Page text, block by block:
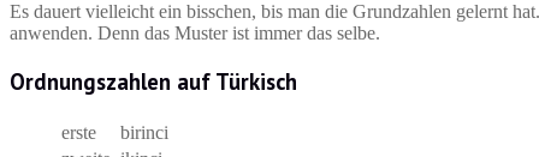
Es dauert vielleicht ein bisschen, bis man die Grundzahlen gelernt
anwenden. Denn das Muster ist immer das selbe.
Ordnungszahlen auf Türkisch
erste
birinci